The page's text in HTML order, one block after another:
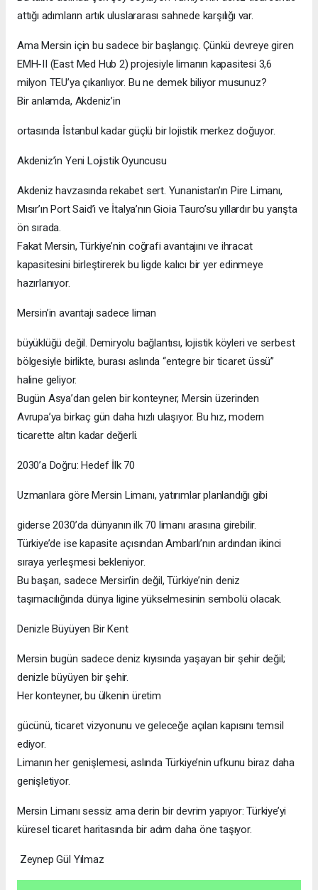
attığı adımların artık uluslararası sahnede karşılığı var.
Ama Mersin için bu sadece bir başlangıç. Çünkü devreye giren
EMH-II (East Med Hub 2) projesiyle limanın kapasitesi 3,6
milyon TEU’ya çıkarılıyor. Bu ne demek biliyor musunuz?
Bir anlamda, Akdeniz’in
ortasında İstanbul kadar güçlü bir lojistik merkez doğuyor.
Akdeniz’in Yeni Lojistik Oyuncusu
Akdeniz havzasında rekabet sert. Yunanistan’ın Pire Limanı,
Mısır’ın Port Said’i ve İtalya’nın Gioia Tauro’su yıllardır bu yarışta
ön sırada.
Fakat Mersin, Türkiye’nin coğrafi avantajını ve ihracat
kapasitesini birleştirerek bu ligde kalıcı bir yer edinmeye
hazırlanıyor.
Mersin’in avantajı sadece liman
büyüklüğü değil. Demiryolu bağlantısı, lojistik köyleri ve serbest
bölgesiyle birlikte, burası aslında “entegre bir ticaret üssü”
haline geliyor.
Bugün Asya’dan gelen bir konteyner, Mersin üzerinden
Avrupa’ya birkaç gün daha hızlı ulaşıyor. Bu hız, modern
ticarette altın kadar değerli.
2030’a Doğru: Hedef İlk 70
Uzmanlara göre Mersin Limanı, yatırımlar planlandığı gibi
giderse 2030’da dünyanın ilk 70 limanı arasına girebilir.
Türkiye’de ise kapasite açısından Ambarlı’nın ardından ikinci
sıraya yerleşmesi bekleniyor.
Bu başarı, sadece Mersin’in değil, Türkiye’nin deniz
taşımacılığında dünya ligine yükselmesinin sembolü olacak.
Denizle Büyüyen Bir Kent
Mersin bugün sadece deniz kıyısında yaşayan bir şehir değil;
denizle büyüyen bir şehir.
Her konteyner, bu ülkenin üretim
gücünü, ticaret vizyonunu ve geleceğe açılan kapısını temsil
ediyor.
Limanın her genişlemesi, aslında Türkiye’nin ufkunu biraz daha
genişletiyor.
Mersin Limanı sessiz ama derin bir devrim yapıyor: Türkiye’yi
küresel ticaret haritasında bir adım daha öne taşıyor.
Zeynep Gül Yılmaz